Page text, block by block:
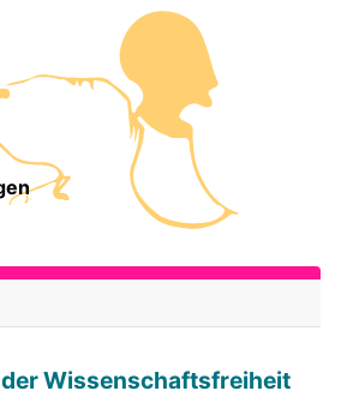
Wissenschaftsfreiheit